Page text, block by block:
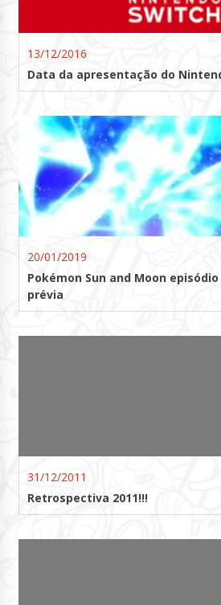
13/12/2016
Data da apresentação do
20/01/2019
Pokémon Sun and Moon
prévia
31/12/2011
Retrospectiva 2011!!!